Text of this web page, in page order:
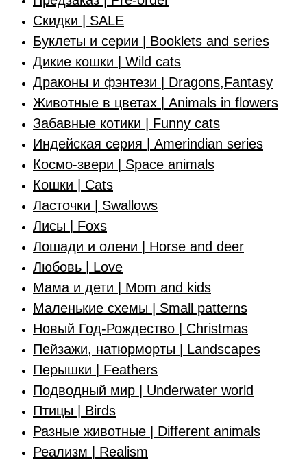
Скидки | SALE
Буклеты и серии | Booklets and series
Дикие кошки | Wild cats
Драконы и фэнтези | Dragons,Fantasy
Животные в цветах | Animals in flowers
Забавные котики | Funny cats
Индейская серия | Amerindian series
Космо-звери | Space animals
Кошки | Cats
Ласточки | Swallows
Лисы | Foxs
Лошади и олени | Horse and deer
Любовь | Love
Мама и дети | Mom and kids
Маленькие схемы | Small patterns
Новый Год-Рождество | Christmas
Пейзажи, натюрморты | Landscapes
Перышки | Feathers
Подводный мир | Underwater world
Птицы | Birds
Разные животные | Different animals
Реализм | Realism